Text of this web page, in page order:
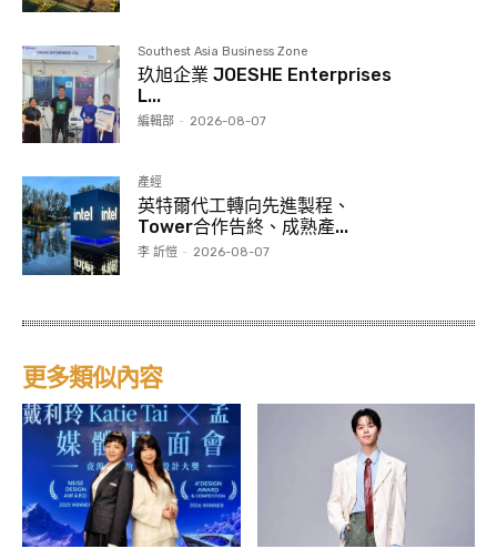
Southest Asia Business Zone
玖旭企業 JOESHE Enterprises
L...
編輯部 - 2026-08-07
產經
英特爾代工轉向先進製程、
Tower合作告終、成熟產...
李 訢愷 - 2026-08-07
更多類似內容